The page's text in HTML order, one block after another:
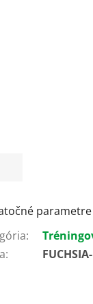
parametre
:
: